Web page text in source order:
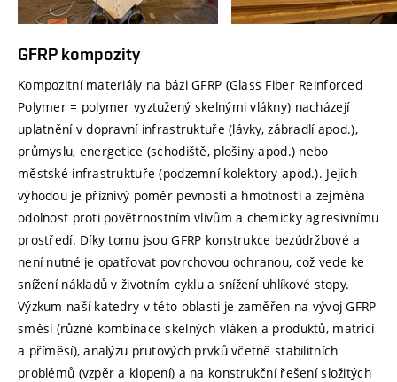
GFRP kompozity
Kompozitní materiály na bázi GFRP (Glass Fiber Reinforced
Polymer = polymer vyztužený skelnými vlákny) nacházejí
uplatnění v dopravní infrastruktuře (lávky, zábradlí apod.),
průmyslu, energetice (schodiště, plošiny apod.) nebo
městské infrastruktuře (podzemní kolektory apod.). Jejich
výhodou je příznivý poměr pevnosti a hmotnosti a zejména
odolnost proti povětrnostním vlivům a chemicky agresivnímu
prostředí. Díky tomu jsou GFRP konstrukce bezúdržbové a
není nutné je opatřovat povrchovou ochranou, což vede ke
snížení nákladů v životním cyklu a snížení uhlíkové stopy.
Výzkum naší katedry v této oblasti je zaměřen na vývoj GFRP
směsí (různé kombinace skelných vláken a produktů, matricí
a příměsí), analýzu prutových prvků včetně stabilitních
problémů (vzpěr a klopení) a na konstrukční řešení složitých